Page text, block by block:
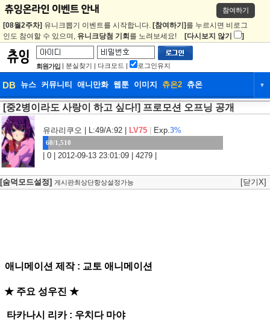
참여하기
[08월2주차] 유니크뽑기 이벤트를 시작합니다. [참여하기] 를 누르시면 비로그
인도 참여할 수 있으며, 유니크당첨 기회 를 노려보세요! [다시보지 않기 ]
회원가입 | 분실찾기 | 다크모드 | 로그인유지
DB 뉴스 커뮤니티 애니만화 웹툰 이미지 츄온2 츄온 ▼
DB 뉴스 커뮤니티 애니만화
웹툰 이미지 츄온2
[중2병이라도 사랑이 하고 싶다!] 프로모션 오프닝 공개
유라리쿠오 | L:49/A:92 | LV75 Exp.3%
60/1,510
| 0 | 2012-09-13 23:01:09 | 4279 |
[숨덕모드설정] 게시판최상단항상설정가능 [닫기X]
애니메이션 제작 : 교토 애니메이션
★ 주요 성우진 ★
타카나시 리카 : 우치다 마야